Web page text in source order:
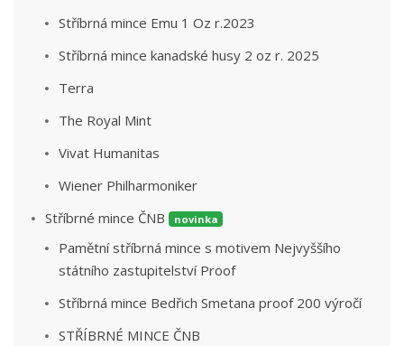
Stříbrná mince Emu 1 Oz r.2023
Stříbrná mince kanadské husy 2 oz r. 2025
Terra
The Royal Mint
Vivat Humanitas
Wiener Philharmoniker
Stříbrné mince ČNB
novinka
Pamětní stříbrná mince s motivem Nejvyššího
státního zastupitelství Proof
Stříbrná mince Bedřich Smetana proof 200 výročí
STŘÍBRNÉ MINCE ČNB